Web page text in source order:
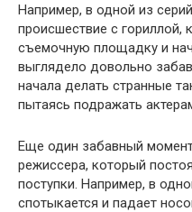
Например, в одной из
происшествие с гориллой,
съемочную площадку и
выглядело довольно
начала делать странные
пытаясь подражать
Еще один забавный
режиссера, который
поступки. Например, в
спотыкается и падает